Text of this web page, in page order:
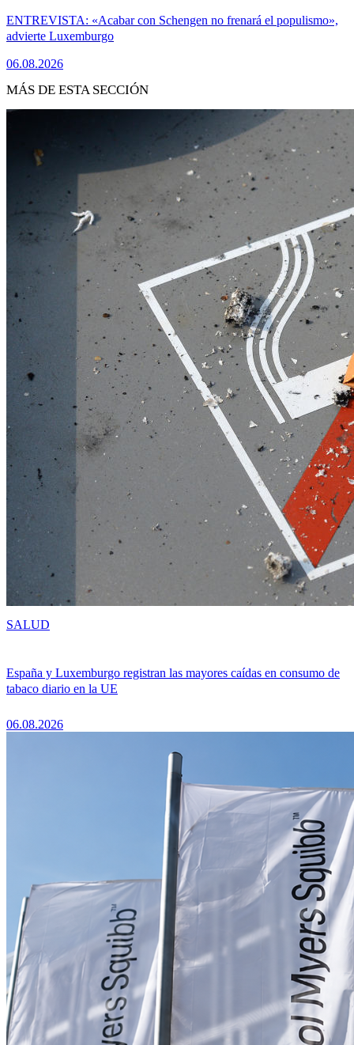
ENTREVISTA: «Acabar con Schengen no frenará el populismo»,
advierte Luxemburgo
06.08.2026
MÁS DE ESTA SECCIÓN
España y Luxemburgo registran las mayores caídas en consumo de
tabaco diario en la UE
06.08.2026
SALUD